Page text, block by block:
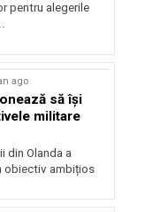
pentru alegerile
ago
să își
militare
din Olanda a
obiectiv ambițios